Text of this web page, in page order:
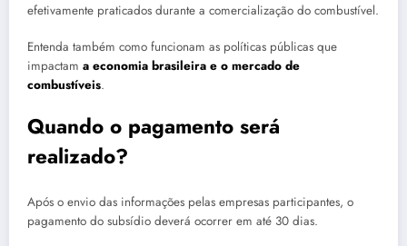
efetivamente praticados durante a comercialização do combustível.
Entenda também como funcionam as políticas públicas que
impactam a economia brasileira e o mercado de
combustíveis.
Quando o pagamento será
realizado?
Após o envio das informações pelas empresas participantes, o
pagamento do subsídio deverá ocorrer em até 30 dias.